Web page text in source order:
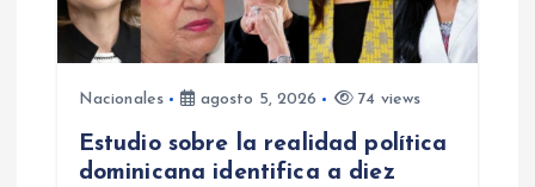
d
Nacionales agosto 5, 2026 74 views
Estudio sobre la realidad política
dominicana identifica a diez